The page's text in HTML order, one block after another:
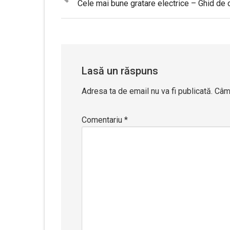
post:
Lasă un răspuns
Adresa ta de email nu va fi publicată.
Comentariu *